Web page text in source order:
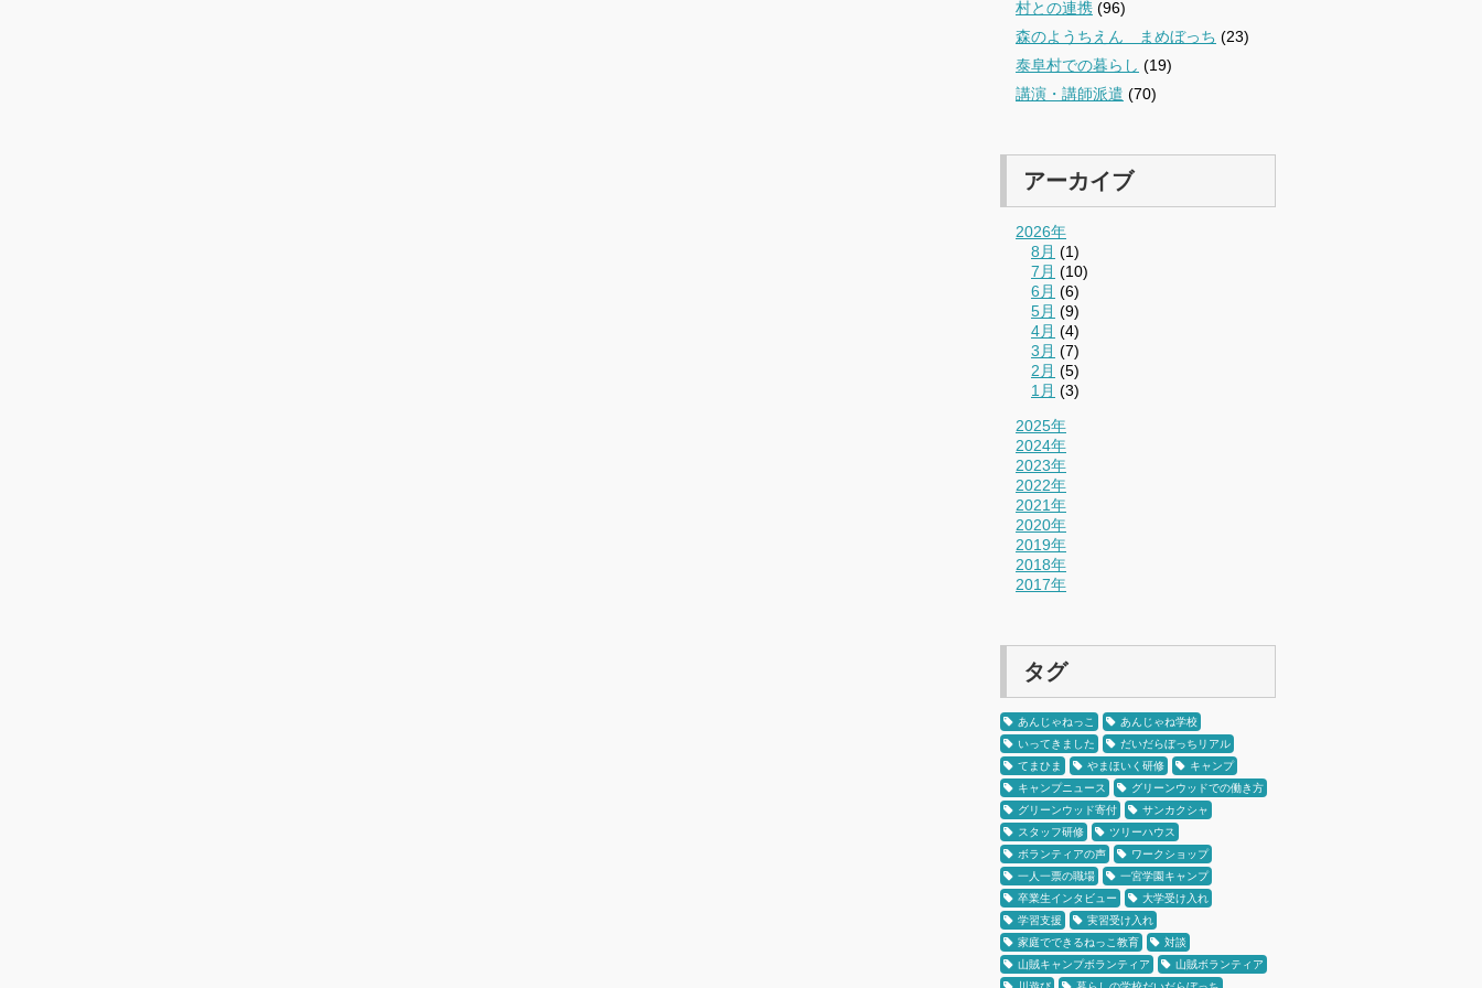
村との連携 (96)
森のようちえん まめぼっち (23)
泰阜村での暮らし (19)
講演・講師派遣 (70)
アーカイブ
2026年
8月 (1)
7月 (10)
6月 (6)
5月 (9)
4月 (4)
3月 (7)
2月 (5)
1月 (3)
2025年
2024年
2023年
2022年
2021年
2020年
2019年
2018年
2017年
タグ
あんじゃねっこ
あんじゃね学校
いってきました
だいだらぼっちリアル
てまひま
やまほいく研修
キャンプ
キャンプニュース
グリーンウッドでの働き方
グリーンウッド寄付
サンカクシャ
スタッフ研修
ツリーハウス
ボランティアの声
ワークショップ
一人一票の職場
一宮学園キャンプ
卒業生インタビュー
大学受け入れ
学習支援
実習受け入れ
家庭でできるねっこ教育
対談
山賊キャンプボランティア
山賊ボランティア